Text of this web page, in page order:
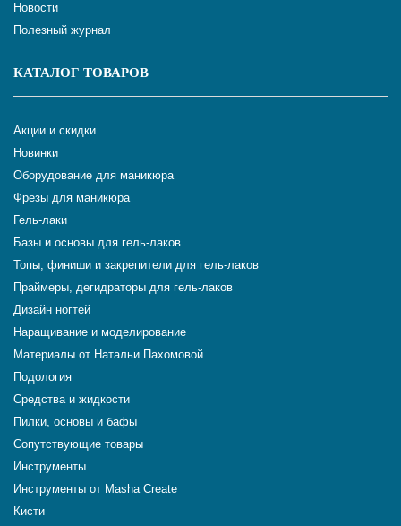
Новости
Полезный журнал
КАТАЛОГ ТОВАРОВ
Акции и скидки
Новинки
Оборудование для маникюра
Фрезы для маникюра
Гель-лаки
Базы и основы для гель-лаков
Топы, финиши и закрепители для гель-лаков
Праймеры, дегидраторы для гель-лаков
Дизайн ногтей
Наращивание и моделирование
Материалы от Натальи Пахомовой
Подология
Средства и жидкости
Пилки, основы и бафы
Сопутствующие товары
Инструменты
Инструменты от Masha Create
Кисти